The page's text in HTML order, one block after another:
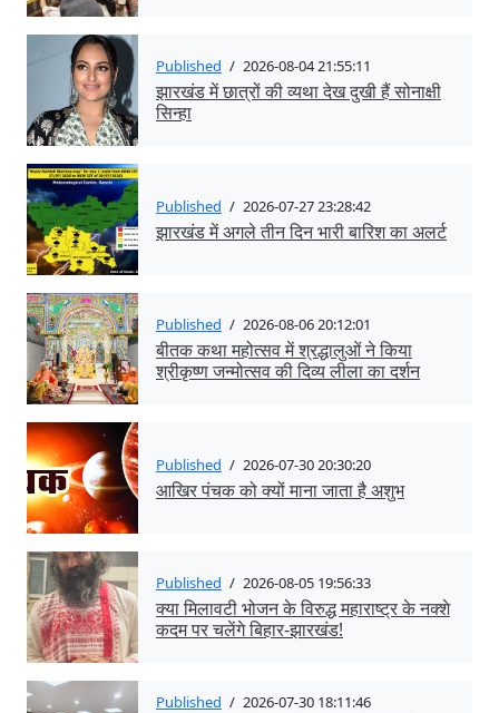
Published / 2026-08-04 21:55:11
झारखंड में छात्रों की व्यथा देख दुखी हैं सोनाक्षी
सिन्हा
Published / 2026-07-27 23:28:42
झारखंड में अगले तीन दिन भारी बारिश का अलर्ट
Published / 2026-08-06 20:12:01
बीतक कथा महोत्सव में श्रद्धालुओं ने किया
श्रीकृष्ण जन्मोत्सव की दिव्य लीला का दर्शन
Published / 2026-07-30 20:30:20
आखिर पंचक को क्यों माना जाता है अशुभ
Published / 2026-08-05 19:56:33
क्या मिलावटी भोजन के विरुद्ध महाराष्ट्र के नक्शे
कदम पर चलेंगे बिहार-झारखंड!
Published / 2026-07-30 18:11:46